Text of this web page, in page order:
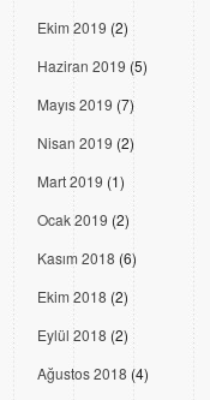
Ekim 2019 (2)
Haziran 2019 (5)
Mayıs 2019 (7)
Nisan 2019 (2)
Mart 2019 (1)
Ocak 2019 (2)
Kasım 2018 (6)
Ekim 2018 (2)
Eylül 2018 (2)
Ağustos 2018 (4)